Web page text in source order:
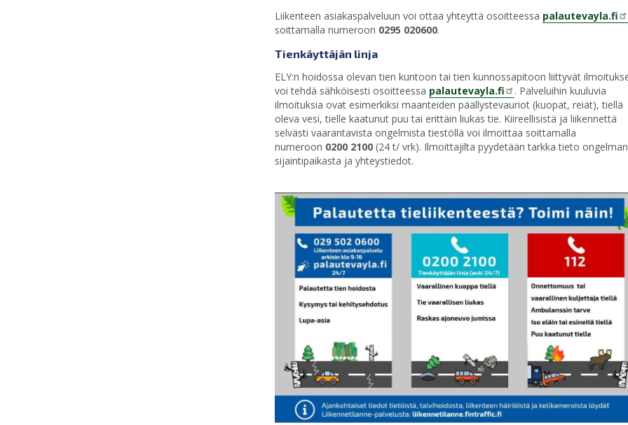
Liikenteen asiakaspalveluun voi ottaa yhteyttä osoitteessa palautevayla.fi
soittamalla numeroon 0295 020600.
Tienkäyttäjän linja
ELY:n hoidossa olevan tien kuntoon tai tien kunnossapitoon liittyvät
voi tehdä sähköisesti osoitteessa palautevayla.fi
. Palveluihin kuuluvia
ilmoituksia ovat esimerkiksi maanteiden päällystevauriot (kuopat, reiät), tiellä
oleva vesi, tielle kaatunut puu tai erittäin liukas tie. Kiireellisistä ja liikennettä
selvästi vaarantavista ongelmista tiestöllä voi ilmoittaa soittamalla
numeroon 0200 2100 (24 t/ vrk). Ilmoittajilta pyydetään tarkka tieto ongelman
sijaintipaikasta ja yhteystiedot.